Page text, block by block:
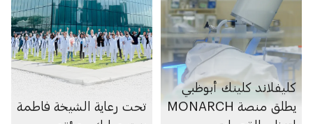
كليفلاند كلينك أبوظبي
يطلق منصة MONARCH
تحت رعاية الشيخة فاطمة